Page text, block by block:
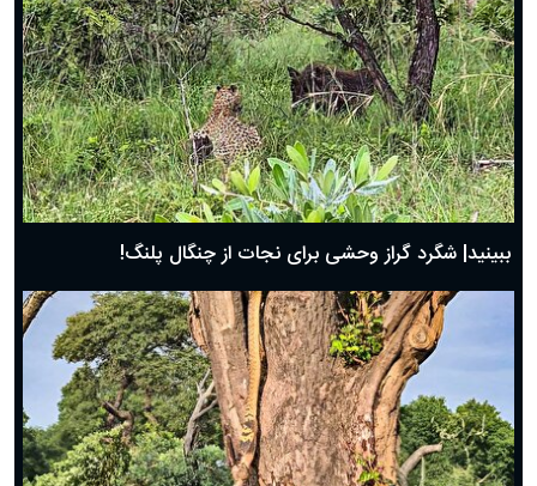
ببینید| شگرد گراز وحشی برای نجات از چنگال پلنگ!